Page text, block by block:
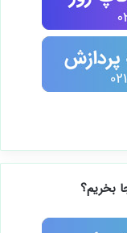
بخریم؟